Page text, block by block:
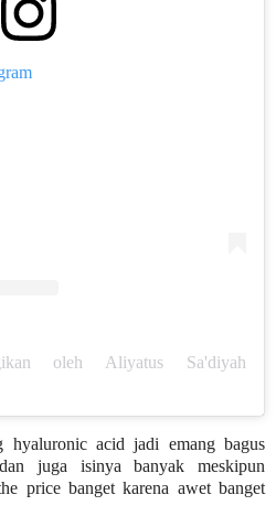
oleh Aliyatus Sa'diyah
hyaluronic acid jadi emang bagus
juga isinya banyak meskipun
price banget karena awet banget